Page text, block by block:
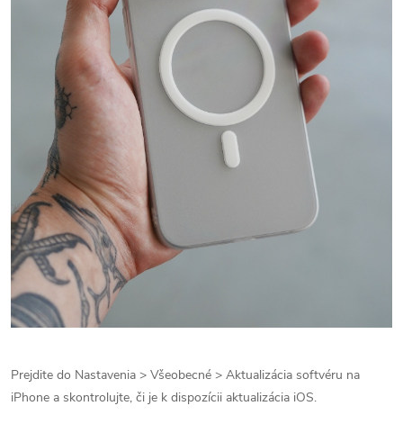
Prejdite do Nastavenia > Všeobecné > Aktualizácia softvéru na
iPhone a skontrolujte, či je k dispozícii aktualizácia iOS.